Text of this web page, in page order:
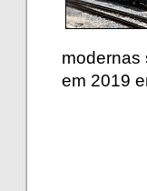
modernas
em 2019